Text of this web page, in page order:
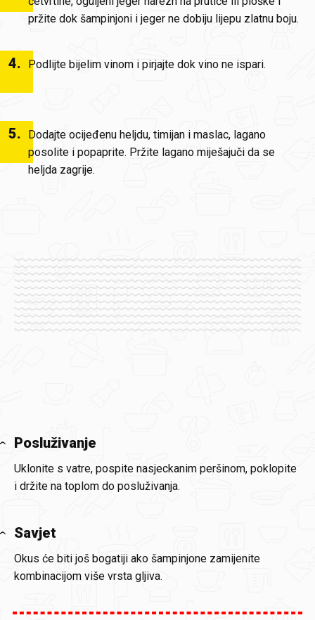
pržite dok šampinjoni i jeger ne dobiju lijepu zlatnu boju.
4. Podlijte bijelim vinom i pirjajte dok vino ne ispari.
5.
Dodajte ocijeđenu heljdu, timijan i maslac, lagano
posolite i popaprite. Pržite lagano miješajuči da se
heljda zagrije.
Posluživanje
Uklonite s vatre, pospite nasjeckanim peršinom, poklopite
i držite na toplom do posluživanja.
Savjet
Okus će biti još bogatiji ako šampinjone zamijenite
kombinacijom više vrsta gljiva.